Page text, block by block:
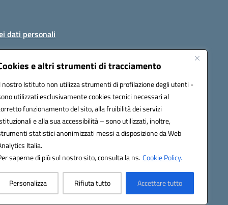
e altri strumenti di tracciamento
nostro Istituto non utilizza strumenti di profilazione degli utenti -
utilizzati esclusivamente cookies tecnici necessari al
funzionamento del sito, alla fruibilità dei servizi
e alla sua accessibilità – sono utilizzati, inoltre,
statistici anonimizzati messi a disposizione da Web
Italia.
saperne di più sul nostro sito, consulta la ns.Cookie Policy.
Personalizza Rifiuta tutto Accettare tutto
dati personali